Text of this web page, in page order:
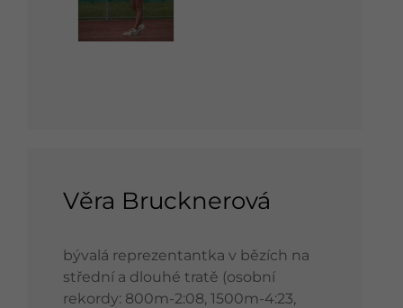
Věra Brucknerová
bývalá reprezentantka v bězích na
střední a dlouhé tratě (osobní
rekordy: 800m-2:08, 1500m-4:23,